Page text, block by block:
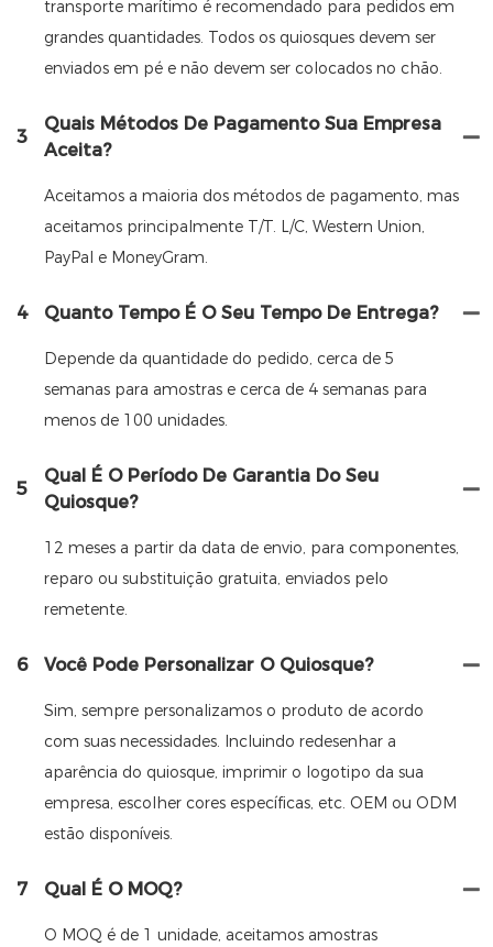
transporte marítimo é recomendado para pedidos em
grandes quantidades. Todos os quiosques devem ser
enviados em pé e não devem ser colocados no chão.
3
Quais Métodos De Pagamento Sua Empresa
Aceita?
Aceitamos a maioria dos métodos de pagamento, mas
aceitamos principalmente T/T. L/C, Western Union,
PayPal e MoneyGram.
4 Quanto Tempo É O Seu Tempo De Entrega?
Depende da quantidade do pedido, cerca de 5
semanas para amostras e cerca de 4 semanas para
menos de 100 unidades.
5
Qual É O Período De Garantia Do Seu
Quiosque?
12 meses a partir da data de envio, para componentes,
reparo ou substituição gratuita, enviados pelo
remetente.
6 Você Pode Personalizar O Quiosque?
Sim, sempre personalizamos o produto de acordo
com suas necessidades. Incluindo redesenhar a
aparência do quiosque, imprimir o logotipo da sua
empresa, escolher cores específicas, etc. OEM ou ODM
estão disponíveis.
7 Qual É O MOQ?
O MOQ é de 1 unidade, aceitamos amostras